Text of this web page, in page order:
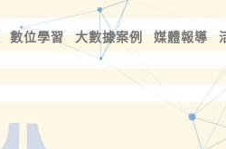
數位學習 大數據案例 媒體報導